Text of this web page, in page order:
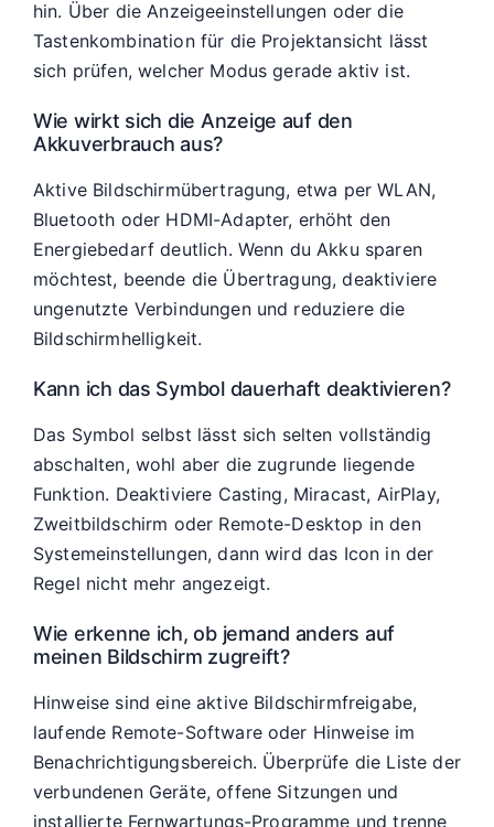
hin. Über die Anzeigeeinstellungen oder die
Tastenkombination für die Projektansicht lässt
sich prüfen, welcher Modus gerade aktiv ist.
Wie wirkt sich die Anzeige auf den
Akkuverbrauch aus?
Aktive Bildschirmübertragung, etwa per WLAN,
Bluetooth oder HDMI-Adapter, erhöht den
Energiebedarf deutlich. Wenn du Akku sparen
möchtest, beende die Übertragung, deaktiviere
ungenutzte Verbindungen und reduziere die
Bildschirmhelligkeit.
Kann ich das Symbol dauerhaft deaktivieren?
Das Symbol selbst lässt sich selten vollständig
abschalten, wohl aber die zugrunde liegende
Funktion. Deaktiviere Casting, Miracast, AirPlay,
Zweitbildschirm oder Remote-Desktop in den
Systemeinstellungen, dann wird das Icon in der
Regel nicht mehr angezeigt.
Wie erkenne ich, ob jemand anders auf
meinen Bildschirm zugreift?
Hinweise sind eine aktive Bildschirmfreigabe,
laufende Remote-Software oder Hinweise im
Benachrichtigungsbereich. Überprüfe die Liste der
verbundenen Geräte, offene Sitzungen und
installierte Fernwartungs-Programme und trenne